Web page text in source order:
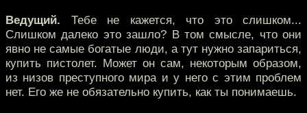
Ведущий. Тебе не кажется, что это слишком...
Слишком далеко это зашло? В том смысле, что они
явно не самые богатые люди, а тут нужно запариться,
купить пистолет. Может он сам, некоторым образом,
из низов преступного мира и у него с этим проблем
нет. Его же не обязательно купить, как ты понимаешь.